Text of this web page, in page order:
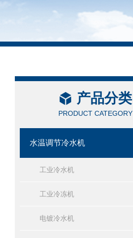
产品分类
PRODUCT CATEGORY
水温调节冷水机
工业冷水机
工业冷冻机
电镀冷水机